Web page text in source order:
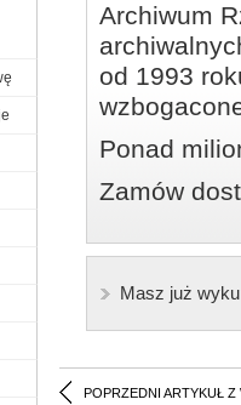
Archiwum
od 1993
Ponad
Zamów
Masz już
POPRZEDNI ARTYKUŁ Z